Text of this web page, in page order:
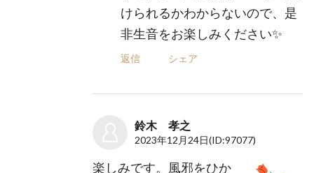
けられるかわからないので、是
非生音をお楽しみください✨
返信 シェア
鈴木 孝之
2023年12月24日(ID:97077)
楽しみです。風邪をひか